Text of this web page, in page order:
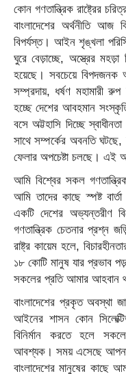
কোন গণতান্ত্রিক রাষ্ট্রের
বাংলাদেশের অর্থনীতি
বিপর্যস্ত। আইন শৃঙ্খলা
ঘুরে বেড়াচ্ছে, অস্ত্রের
হয়েছে। সবচেয়ে বিপদজনক
সম্প্রদায়, ধর্ষণ মহামারী
হচ্ছে দেশের আবহমান
বসে অট্টহাসি দিচ্ছে
সাথে সম্পর্কের অবনতি ঘটছে,
ফেলার অপচেষ্টা চলছে। এই
আমি বিশ্বের সকল
আমি তাদের কাছে স্পষ্ট
একটি দেশের অভ্যন্তরীণ
গণতান্ত্রিক চেতনার প্রশ্ন
রাষ্ট্র কায়েম হলে,
১৮ কোটি মানুষ যার প্রভাব
সকলের প্রতি আমার আহবান
বাংলাদেশের প্রকৃত অবস্থা
আইনের শাসন কোন
বিনির্মান করতে হলে
আবশ্যক। সময় এসেছে
বাংলাদেশের মানুষের কাছে